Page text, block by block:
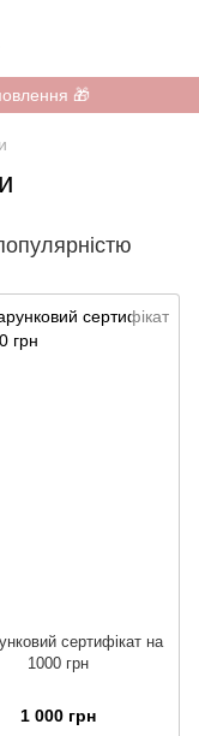
🎁
сертифікат на
1000 грн
1 000 грн